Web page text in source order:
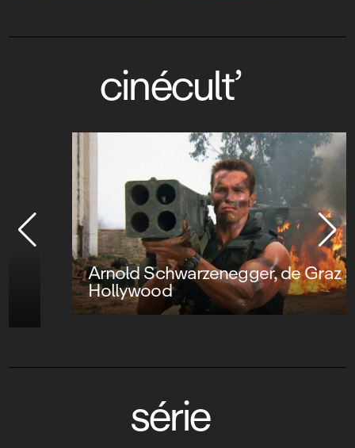
cinécult’
Arnold Schwarzenegger, de Graz à
Hollywood
série